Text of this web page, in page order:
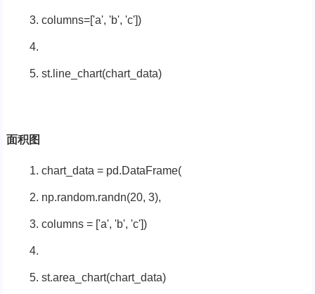
columns=['a', 'b', 'c'])
st.line_chart(chart_data)
面积图
chart_data = pd.DataFrame(
np.random.randn(20, 3),
columns = ['a', 'b', 'c'])
st.area_chart(chart_data)